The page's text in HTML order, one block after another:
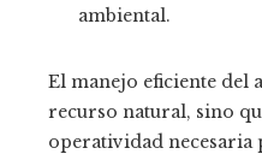
ambiental.
El manejo eficiente del
recurso natural, sino
operatividad necesaria